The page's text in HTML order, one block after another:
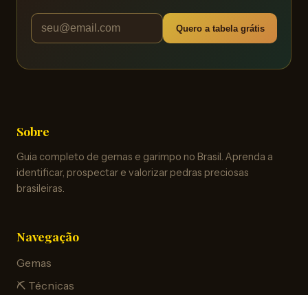
Quero a tabela grátis
Sobre
Guia completo de gemas e garimpo no Brasil. Aprenda a
identificar, prospectar e valorizar pedras preciosas
brasileiras.
Navegação
Gemas
⛏️ Técnicas